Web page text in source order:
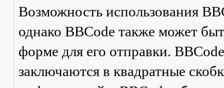
Возможность использования
однако BBCode также может
форме для его отправки.
заключаются в квадратные